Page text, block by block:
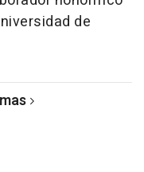
de